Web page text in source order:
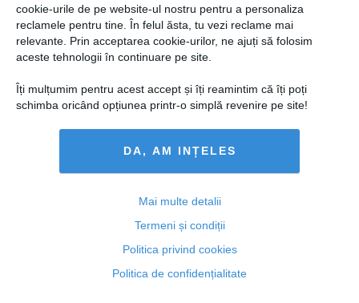
cookie-urile de pe website-ul nostru pentru a personaliza
reclamele pentru tine. În felul ăsta, tu vezi reclame mai
relevante. Prin acceptarea cookie-urilor, ne ajuți să folosim
aceste tehnologii în continuare pe site.
Îți mulțumim pentru acest accept și îți reamintim că îți poți
schimba oricând opțiunea printr-o simplă revenire pe site!
DA, AM INȚELES
Mai multe detalii
Termeni și condiții
Politica privind cookies
Politica de confidențialitate